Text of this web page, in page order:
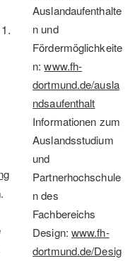
Auslandaufenthalte
n und
Fördermöglichkeite
n:www.fh-
dortmund.de/ausla
ndsaufenthalt
Informationen zum
Auslandsstudium
und
Partnerhochschule
n des
Fachbereichs
Design: www.fh-
dortmund.de/Desig